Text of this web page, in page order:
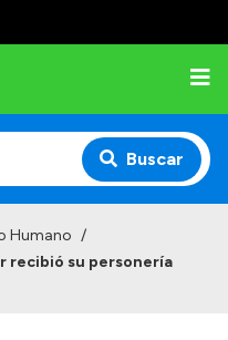
Buscar
Humano /
recibió su personería